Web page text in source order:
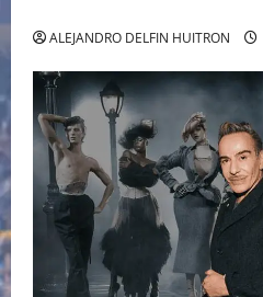
ALEJANDRO DELFIN HUITRON